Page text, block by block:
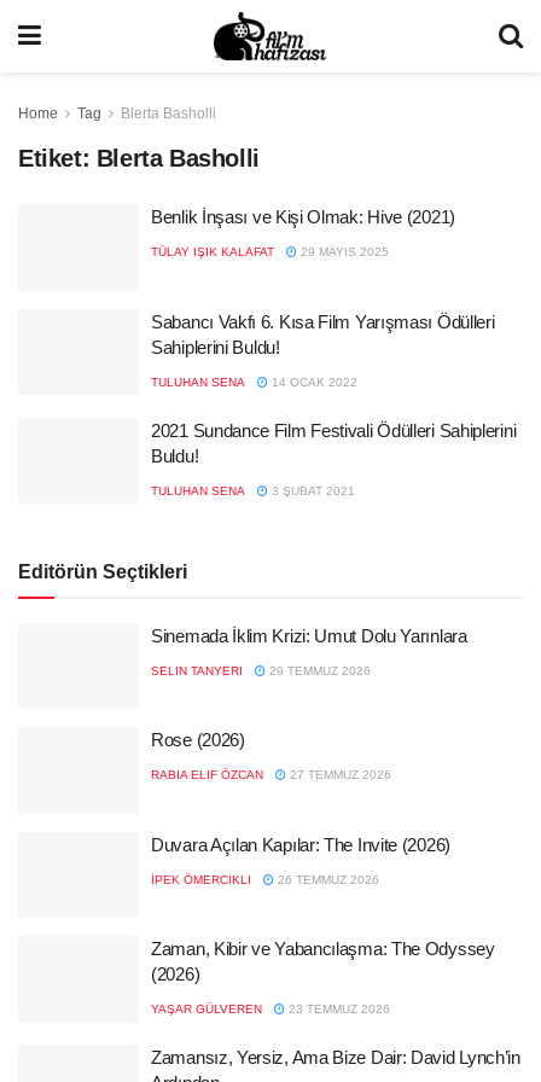
Home Tag Blerta Basholli
Etiket: Blerta Basholli
Benlik İnşası ve Kişi Olmak: Hive (2021)
TÜLAY IŞIK KALAFAT 29 MAYIS 2025
Sabancı Vakfı 6. Kısa Film Yarışması Ödülleri
Sahiplerini Buldu!
TULUHAN SENA 14 OCAK 2022
2021 Sundance Film Festivali Ödülleri Sahiplerini
Buldu!
TULUHAN SENA 3 ŞUBAT 2021
Editörün Seçtikleri
Sinemada İklim Krizi: Umut Dolu Yarınlara
SELIN TANYERI 29 TEMMUZ 2026
Rose (2026)
RABIA ELIF ÖZCAN 27 TEMMUZ 2026
Duvara Açılan Kapılar: The Invite (2026)
İPEK ÖMERCIKLI 26 TEMMUZ 2026
Zaman, Kibir ve Yabancılaşma: The Odyssey
(2026)
YAŞAR GÜLVEREN 23 TEMMUZ 2026
Zamansız, Yersiz, Ama Bize Dair: David Lynch’in